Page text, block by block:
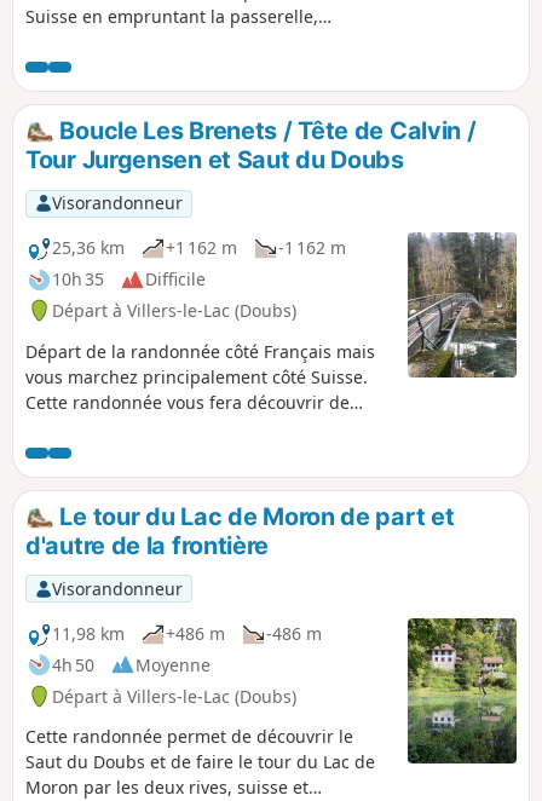
Suisse en empruntant la passerelle,
jusqu'à la tTur Jurgensen, à son sommet
on aura un magnifique panorama à
360° sur la région. Au retour, petit
détour par la tête de Calvin, vous verrez
son percement spectaculaire, si vous le
visitez, attention c'est dangereux ! Une
superbe randonnée dans un site
grandiose.
Boucle Les Brenets / Tête de Calvin /
Tour Jurgensen et Saut du Doubs
Visorandonneur
25,36 km
+1 162 m
-1 162 m
10h 35
Difficile
Départ à Villers-le-Lac (Doubs)
Départ de la randonnée côté Français mais
vous marchez principalement côté Suisse.
Cette randonnée vous fera découvrir de
Tête de Calvin, point de vue magnifique (non
sécurisé), puis direction Les Brenets où vous
passez la douane à pied (n'oubliez pas vos
papiers) puis direction les Marais des
Goudebas (inscrit à l'inventaire fédéral ) puis
à la découverte de la Tour Jurgensen. Elle est
édifiée sur un éperon rocheux au lieu-dit Le
Châtelard, sur la commune des Brenets.
Cette tour-belvédère présente un large
panorama sur le Lac des Brenets et sur la
vallée du Doubs, tout en abritant un
monument funéraire. Puis direction les
belvédères des Recrettes et d'Escarpineau,
et le plus beau pour la fin : le Saut du
Le tour du Lac de Moron de part et
d'autre de la frontière
Visorandonneur
11,98 km
+486 m
-486 m
4h 50
Moyenne
Départ à Villers-le-Lac (Doubs)
Cette randonnée permet de découvrir le
Saut du Doubs et de faire le tour du Lac de
Moron par les deux rives, suisse et